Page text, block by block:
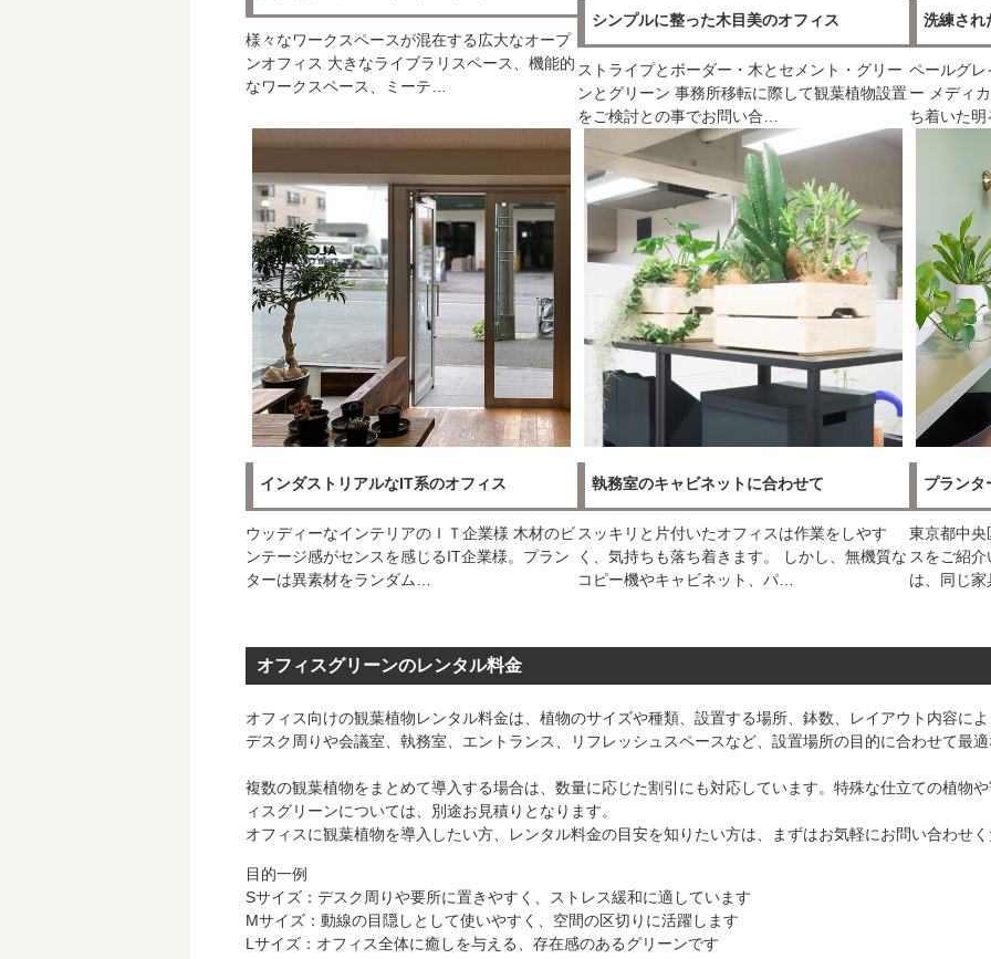
様々なワークスペースが混在する広大なオープ
ンオフィス 大きなライブラリスペース、機能的
なワークスペース、ミーテ…
シンプルに整った木目美のオフィス
ストライプとボーダー・木とセメント・グリー
ンとグリーン 事務所移転に際して観葉植物設置
をご検討との事でお問い合…
洗練され
ペールグレ
ー メディ
ち着いた
インダストリアルなIT系のオフィス
ウッディーなインテリアのＩＴ企業様 木材のビ
ンテージ感がセンスを感じるIT企業様。プラン
ターは異素材をランダム…
執務室のキャビネットに合わせて
スッキリと片付いたオフィスは作業をしやす
く、気持ちも落ち着きます。 しかし、無機質な
コピー機やキャビネット、パ…
プランタ
東京都中
スをご紹
は、同じ
オフィスグリーンのレンタル料金
オフィス向けの観葉植物レンタル料金は、植物のサイズや種類、設置する場所、鉢数、レイアウト内容に
デスク周りや会議室、執務室、エントランス、リフレッシュスペースなど、設置場所の目的に合わせて最
複数の観葉植物をまとめて導入する場合は、数量に応じた割引にも対応しています。特殊な仕立ての植物
ィスグリーンについては、別途お見積りとなります。
オフィスに観葉植物を導入したい方、レンタル料金の目安を知りたい方は、まずはお気軽にお問い合わせ
目的一例
Sサイズ：デスク周りや要所に置きやすく、ストレス緩和に適しています
Mサイズ：動線の目隠しとして使いやすく、空間の区切りに活躍します
Lサイズ：オフィス全体に癒しを与える、存在感のあるグリーンです